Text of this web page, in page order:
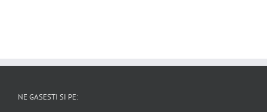
NE GASESTI SI PE: